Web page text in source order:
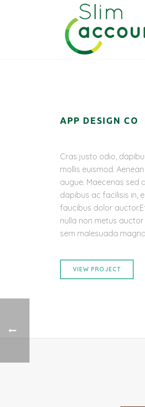
APP DESIGN CO
Cras justo odio,
mollis euismod.
augue. Maecenas sed
dapibus ac facilisis in,
faucibus dolor
nulla non metus
sem malesuada
VIEW PROJECT